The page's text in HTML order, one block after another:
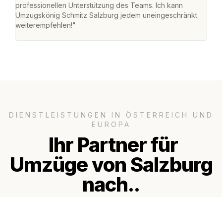
professionellen Unterstützung des Teams. Ich kann
Umzugskönig Schmitz Salzburg jedem uneingeschränkt
weiterempfehlen!"
DIENSTLEISTUNGEN IN ÖSTERREICH UND
EUROPA
Ihr Partner für
Umzüge von Salzburg
nach..